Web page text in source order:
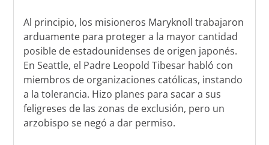
Al principio, los misioneros Maryknoll trabajaron
arduamente para proteger a la mayor cantidad
posible de estadounidenses de origen japonés.
En Seattle, el Padre Leopold Tibesar habló con
miembros de organizaciones católicas, instando
a la tolerancia. Hizo planes para sacar a sus
feligreses de las zonas de exclusión, pero un
arzobispo se negó a dar permiso.